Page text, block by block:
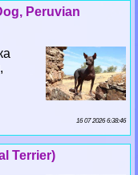
Peruvian
16 07 2026 6:38:46
Terrier)